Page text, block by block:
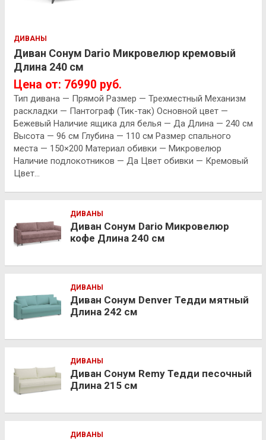
ДИВАНЫ
Диван Сонум Dario Микровелюр кремовый
Длина 240 см
Цена от: 76990 руб.
Тип дивана — Прямой Размер — Трехместный Механизм
раскладки — Пантограф (Тик-так) Основной цвет —
Бежевый Наличие ящика для белья — Да Длина — 240 см
Высота — 96 см Глубина — 110 см Размер спального
места — 150×200 Материал обивки — Микровелюр
Наличие подлокотников — Да Цвет обивки — Кремовый
Цвет…
ДИВАНЫ
Диван Сонум Dario Микровелюр
кофе Длина 240 см
ДИВАНЫ
Диван Сонум Denver Тедди мятный
Длина 242 см
ДИВАНЫ
Диван Сонум Remy Тедди песочный
Длина 215 см
ДИВАНЫ